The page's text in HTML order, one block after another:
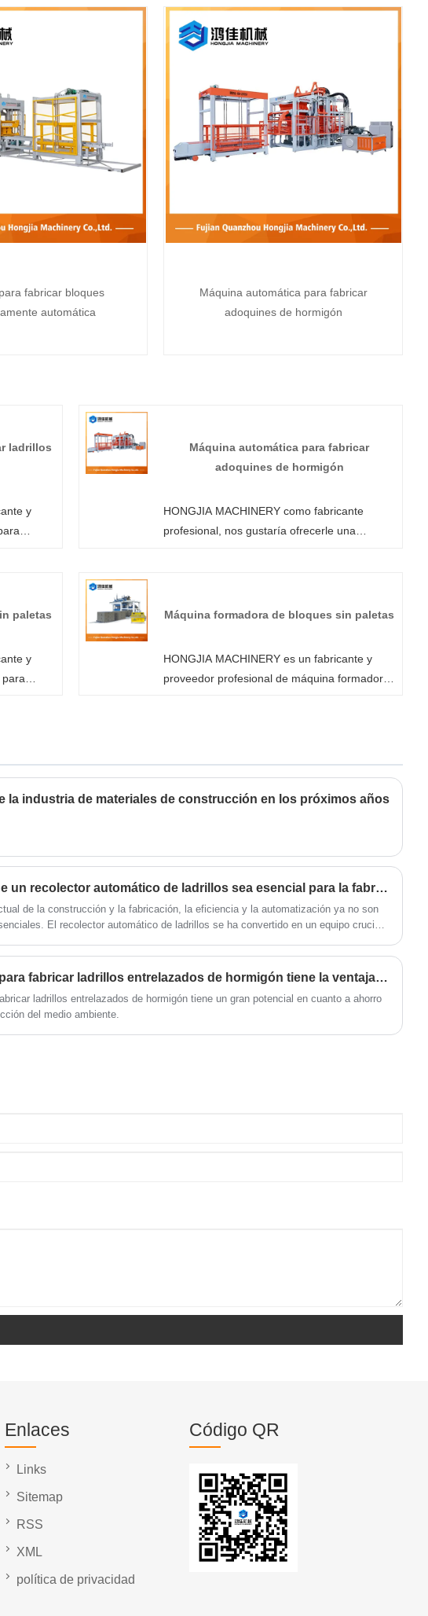
fabricar bloques
automática
Máquina automática para fabricar
adoquines de hormigón
ladrillos
y
Máquina automática para fabricar
adoquines de hormigón
HONGJIA MACHINERY como fabricante
profesional, nos gustaría ofrecerle una
oportuna. Ventaja de utilizar la vibración del
como resultado la producción de productos de
concreto de mayor calidad. Lo que es
del engranaje de toro y maximiza la vida útil
fuerza sobre los componentes de la máquina.
paletas
y
Máquina formadora de bloques sin paletas
HONGJIA MACHINERY es un fabricante y
proveedor profesional de máquina formadora
entrega oportuna.
la industria de materiales de construcción en los próximos años
¿Qué hace que un recolector automático de ladrillos sea esencial para la fabricación moderna de ladrillos?
de la construcción y la fabricación, la eficiencia y la automatización ya no son
El recolector automático de ladrillos se ha convertido en un equipo crucial
de la producción. Este artículo explica sus funciones, características, ventajas y
clave. También proporciona una comparación clara entre la recolección
tablas de parámetros profesionales y una sección de preguntas frecuentes
a los compradores a comprender el producto desde una perspectiva práctica.
¿La máquina para fabricar ladrillos entrelazados de hormigón tiene la ventaja de ahorrar energía y proteger el medio ambiente?
ladrillos entrelazados de hormigón tiene un gran potencial en cuanto a ahorro
del medio ambiente.
Enlaces
Links
Sitemap
RSS
XML
política de privacidad
Código QR